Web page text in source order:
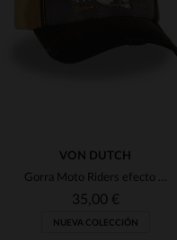
VON DUTCH
Gorra Moto Riders efecto usado
35,00 €
NUEVA COLECCIÓN